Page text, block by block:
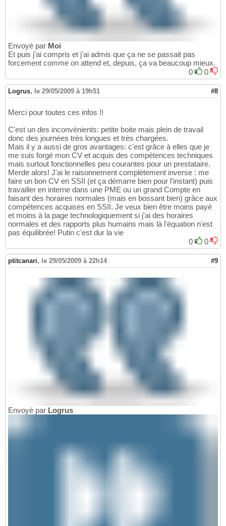
Envoyé par Moi
Et puis j'ai compris et j'ai admis que ça ne se passait pas
forcement comme on attend et, depuis, ça va beaucoup mieux.
0
0
Logrus, le 29/05/2009 à 19h51 #8
Merci pour toutes ces infos !!
C'est un des inconvénients: petite boite mais plein de travail
donc des journées très longues et très chargées.
Mais il y a aussi de gros avantages: c'est grâce à elles que je
me suis forgé mon CV et acquis des compétences techniques
mais surtout fonctionnelles peu courantes pour un prestataire.
Merde alors! J'ai le raisonnement complètement inverse : me
faire un bon CV en SSII (et ça démarre bien pour l'instant) puis
travailler en interne dans une PME ou un grand Compte en
faisant des horaires normales (mais en bossant bien) grâce aux
compétences acquises en SSII. Je veux bien être moins payé
et moins à la page technologiquement si j'ai des horaires
normales et des rapports plus humains mais là l'équation n'est
pas équilibrée! Putin c'est dur la vie
0
0
ptitcanari, le 29/05/2009 à 22h14 #9
Envoyé par Logrus